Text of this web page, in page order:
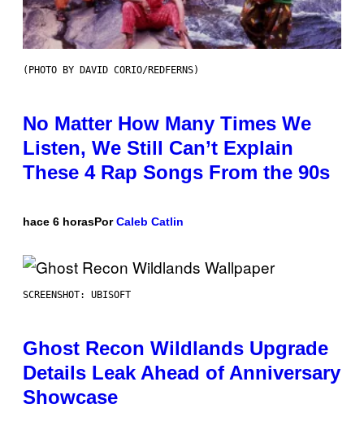
(PHOTO BY DAVID CORIO/REDFERNS)
No Matter How Many Times We
Listen, We Still Can’t Explain
These 4 Rap Songs From the 90s
hace 6 horasPorCaleb Catlin
SCREENSHOT: UBISOFT
Ghost Recon Wildlands Upgrade
Details Leak Ahead of Anniversary
Showcase